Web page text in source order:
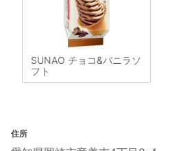
SUNAO チョコ&バニラソ
フト
住所